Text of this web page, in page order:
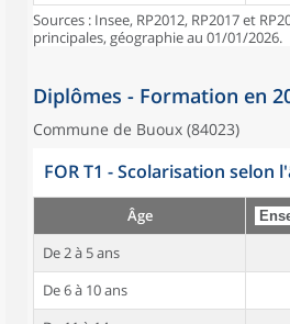
Sources : Insee, RP2012, RP2017 et
principales, géographie au 01/01/2026.
Diplômes - Formation en
Commune de Buoux (84023)
FOR T1 - Scolarisation selon
Âge
De 2 à 5 ans
De 6 à 10 ans